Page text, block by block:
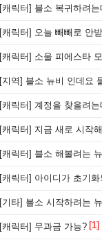
[캐릭터] 블소 복귀하려
[캐릭터] 오늘 빼빼로 안
[캐릭터] 소울 피에스타
[지역] 블소 뉴비 인데요
[캐릭터] 계정을 찾을려는데
[캐릭터] 지금 새로 시작
[캐릭터] 블소 해볼려는
[캐릭터] 아이디가 초기화되서
[기타] 블소 시작하려는
[캐릭터] 무과금 가능? [1]